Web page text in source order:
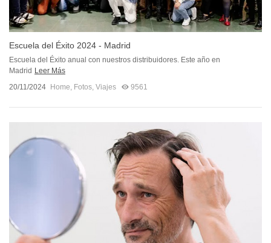
Escuela del Éxito 2024 - Madrid
Escuela del Éxito anual con nuestros distribuidores. Este año en
Madrid Leer Más
20/11/2024
Home, Fotos, Viajes 9561